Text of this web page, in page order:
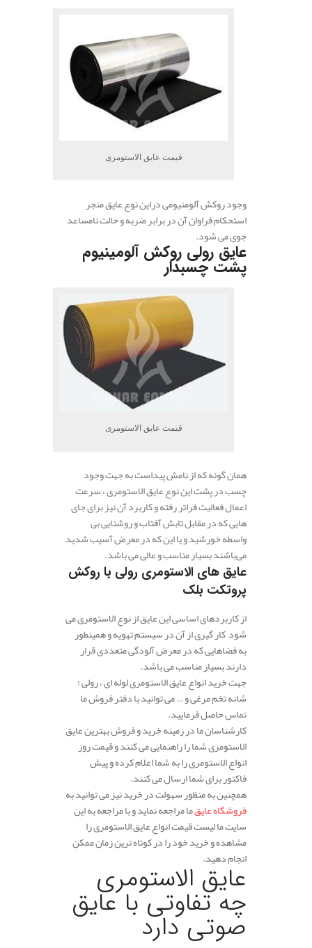
قیمت عایق الاستومری
وجود روکش آلومنیومی در‌این نوع عایق منجر
استحکام فراوان آن در برابر ضربه و حالت نامساعد
جوی‌ می شود.
عایق رولی روکش آلومینیوم
پشت چسبدار
قیمت عایق الاستومری
همان گونه که از نامش پیداست به جهت وجود
چسب در پشت این نوع عایق الاستومری ، سرعت
اعمال فعالیت فراتر رفته و کاربرد آن نیز برای جای
هایی که در مقابل تابش آفتاب و روشنایی بی
واسطه خورشید و یا این که در معرض آسیب شدید
می‌باشند بسیار مناسب و عالی می باشد.
عایق های الاستومری رولی با روکش
پروتکت بلک
از کاربردهای اساسی این عایق از نوع الاستومری می
شود کار گیری از آن در سیستم تهویه و همینطور
به فضاهایی که در معرض آلودگی متعددی قرار
دارند بسیار مناسب می باشد.
جهت خرید انواع عایق الاستومری لوله ای ، رولی ؛
شانه تخم مرغی و … می توانید با دفتر فروش ما
تماس حاصل فرمایید.
کارشناسان ما در زمینه خرید و فروش بهترین عایق
الاستومری شما را راهنمایی می کنند و قیمت روز
انواع الاستومری را به شما اعلام کرده و پیش
فاکتور برای شما ارسال می کنند.
همچنین به منظور سهولت در خرید نیز می توانید به
فروشگاه عایقما مراجعه نماید و با مراجعه به این
سایت ما لیست قیمت انواع عایق الاستومری را
مشاهده و خرید خود را در کوتاه ترین زمان ممکن
انجام دهید.
عایق الاستومری
چه تفاوتی با عایق
صوتی دارد